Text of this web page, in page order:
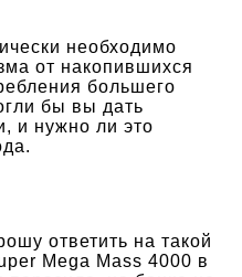
необходимо
от накопившихся
большего
бы вы дать
и нужно ли это
ответить на такой
Mega Mass 4000 в